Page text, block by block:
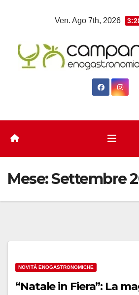
Ven. Ago 7th, 2026
Mese:Settembre
NOVITÀ ENOGASTRONOMICHE
“Natale in Fiera”: La